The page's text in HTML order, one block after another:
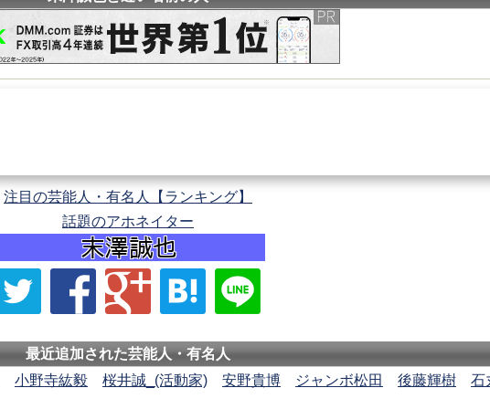
注目の芸能人・有名人【ランキング】
話題のアホネイター
最近追加された芸能人・有名人
小野寺紘毅 桜井誠_(活動家) 安野貴博 ジャンボ松田 後藤輝樹 石